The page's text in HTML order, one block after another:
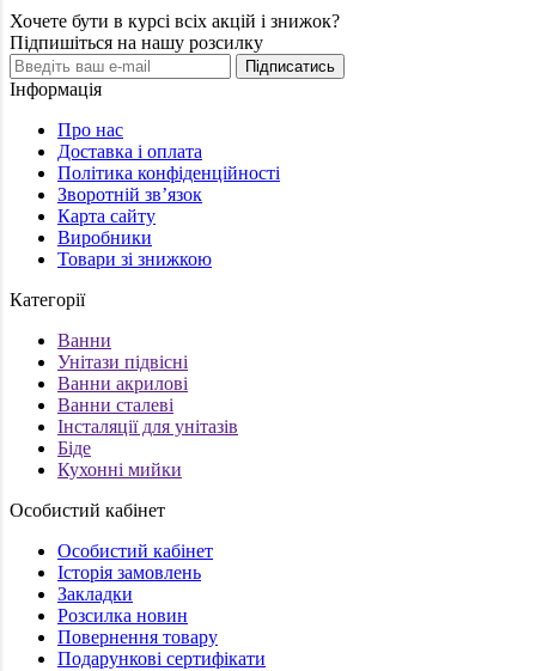
Хочете бути в курсі всіх акцій і знижок?
Підпишіться на нашу розсилку
Підписатись
Інформація
Про нас
Доставка і оплата
Політика конфіденційності
Зворотній зв’язок
Карта сайту
Виробники
Товари зі знижкою
Категорії
Ванни
Унітази підвісні
Ванни акрилові
Ванни сталеві
Інсталяції для унітазів
Біде
Кухонні мийки
Особистий кабінет
Особистий кабінет
Історія замовлень
Закладки
Розсилка новин
Повернення товару
Подарункові сертифікати